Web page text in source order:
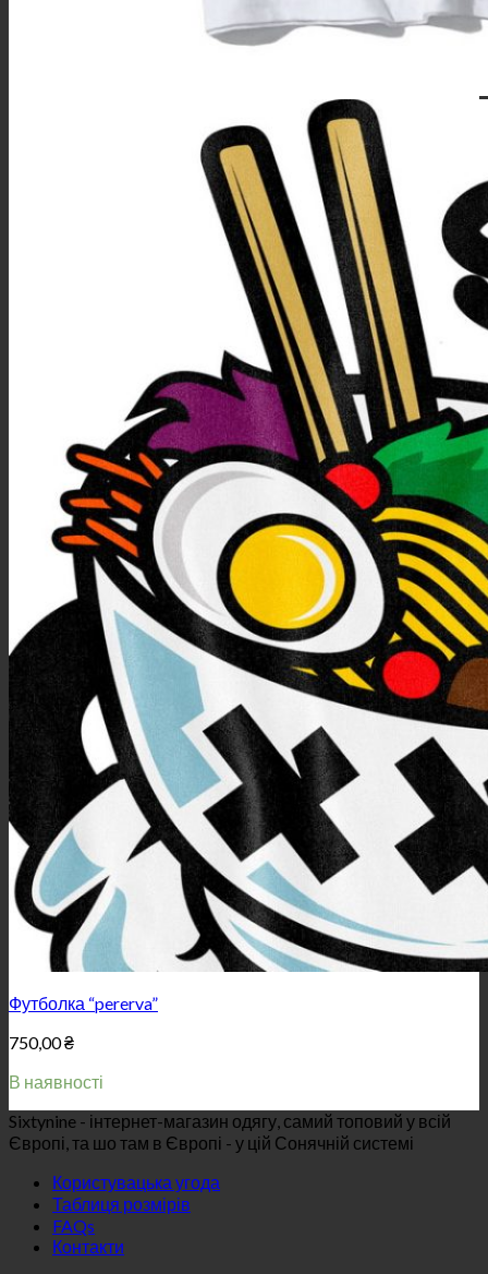
Футболка “pererva”
750,00₴
В наявності
Sixtynine - інтернет-магазин одягу, самий топовий у всій
Європі, та шо там в Європі - у цій Сонячній системі
Користувацька угода
Таблиця розмірів
FAQs
Контакти